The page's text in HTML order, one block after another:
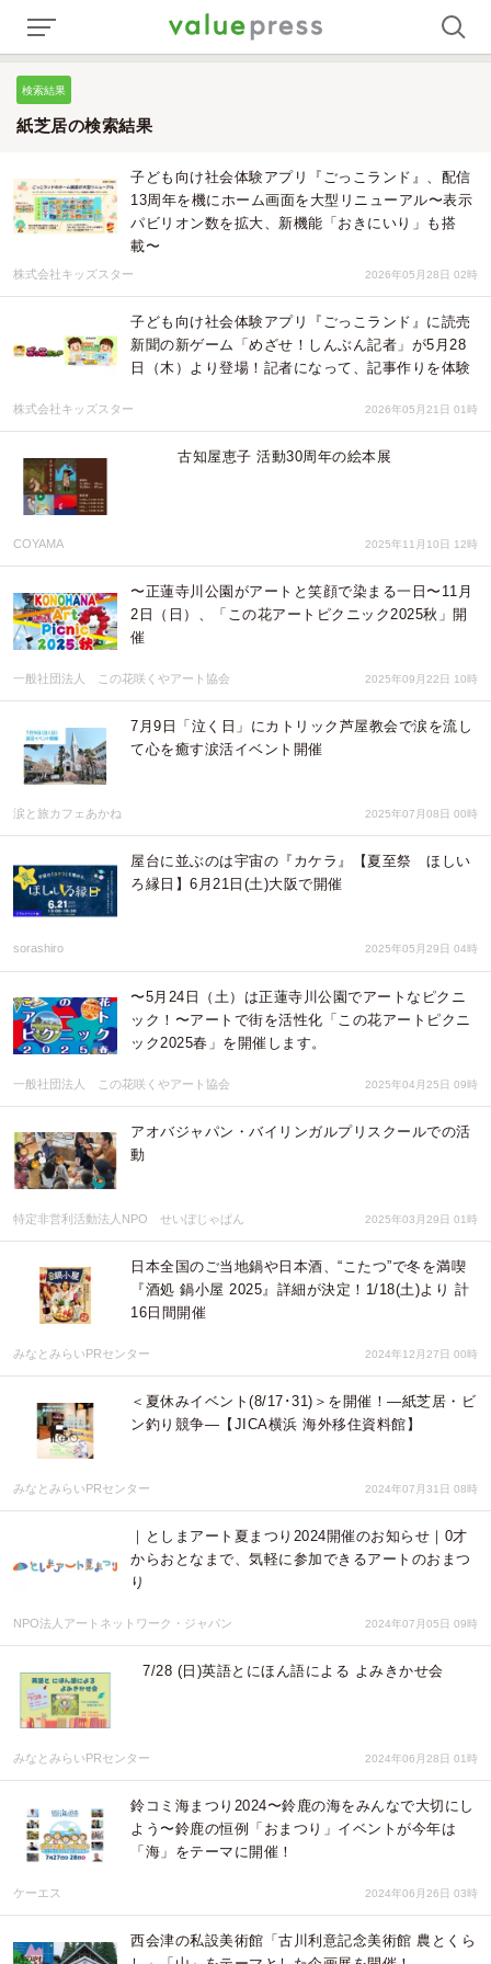
検索結果
紙芝居の検索結果
子ども向け社会体験アプリ『ごっこランド』、配信
13周年を機にホーム画面を大型リニューアル〜表示
パビリオン数を拡大、新機能「おきにいり」も搭
載〜
株式会社キッズスター 2026年05月28日 02時
子ども向け社会体験アプリ『ごっこランド』に読売
新聞の新ゲーム「めざせ！しんぶん記者」が5月28
日（木）より登場！記者になって、記事作りを体験
株式会社キッズスター 2026年05月21日 01時
古知屋恵子 活動30周年の絵本展
COYAMA 2025年11月10日 12時
〜正蓮寺川公園がアートと笑顔で染まる一日〜11月
2日（日）、「この花アートピクニック2025秋」開
催
一般社団法人 この花咲くやアート協会 2025年09月22日 10時
7月9日「泣く日」にカトリック芦屋教会で涙を流し
て心を癒す涙活イベント開催
涙と旅カフェあかね 2025年07月08日 00時
屋台に並ぶのは宇宙の『カケラ』【夏至祭 ほしい
ろ縁日】6月21日(土)大阪で開催
sorashiro 2025年05月29日 04時
〜5月24日（土）は正蓮寺川公園でアートなピクニ
ック！〜アートで街を活性化「この花アートピクニ
ック2025春」を開催します。
一般社団法人 この花咲くやアート協会 2025年04月25日 09時
アオバジャパン・バイリンガルプリスクールでの活
動
特定非営利活動法人NPO せいぼじゃぱん 2025年03月29日 01時
日本全国のご当地鍋や日本酒、“こたつ”で冬を満喫
『酒処 鍋小屋 2025』詳細が決定！1/18(土)より 計
16日間開催
みなとみらいPRセンター 2024年12月27日 00時
＜夏休みイベント(8/17･31)＞を開催！―紙芝居・ビ
ン釣り競争―【JICA横浜 海外移住資料館】
みなとみらいPRセンター 2024年07月31日 08時
｜としまアート夏まつり2024開催のお知らせ｜0才
からおとなまで、気軽に参加できるアートのおまつ
り
NPO法人アートネットワーク・ジャパン 2024年07月05日 09時
7/28 (日)英語とにほん語による よみきかせ会
みなとみらいPRセンター 2024年06月28日 01時
鈴コミ海まつり2024〜鈴鹿の海をみんなで大切にし
よう〜鈴鹿の恒例「おまつり」イベントが今年は
「海」をテーマに開催！
ケーエス 2024年06月26日 03時
西会津の私設美術館「古川利意記念美術館 農とくら